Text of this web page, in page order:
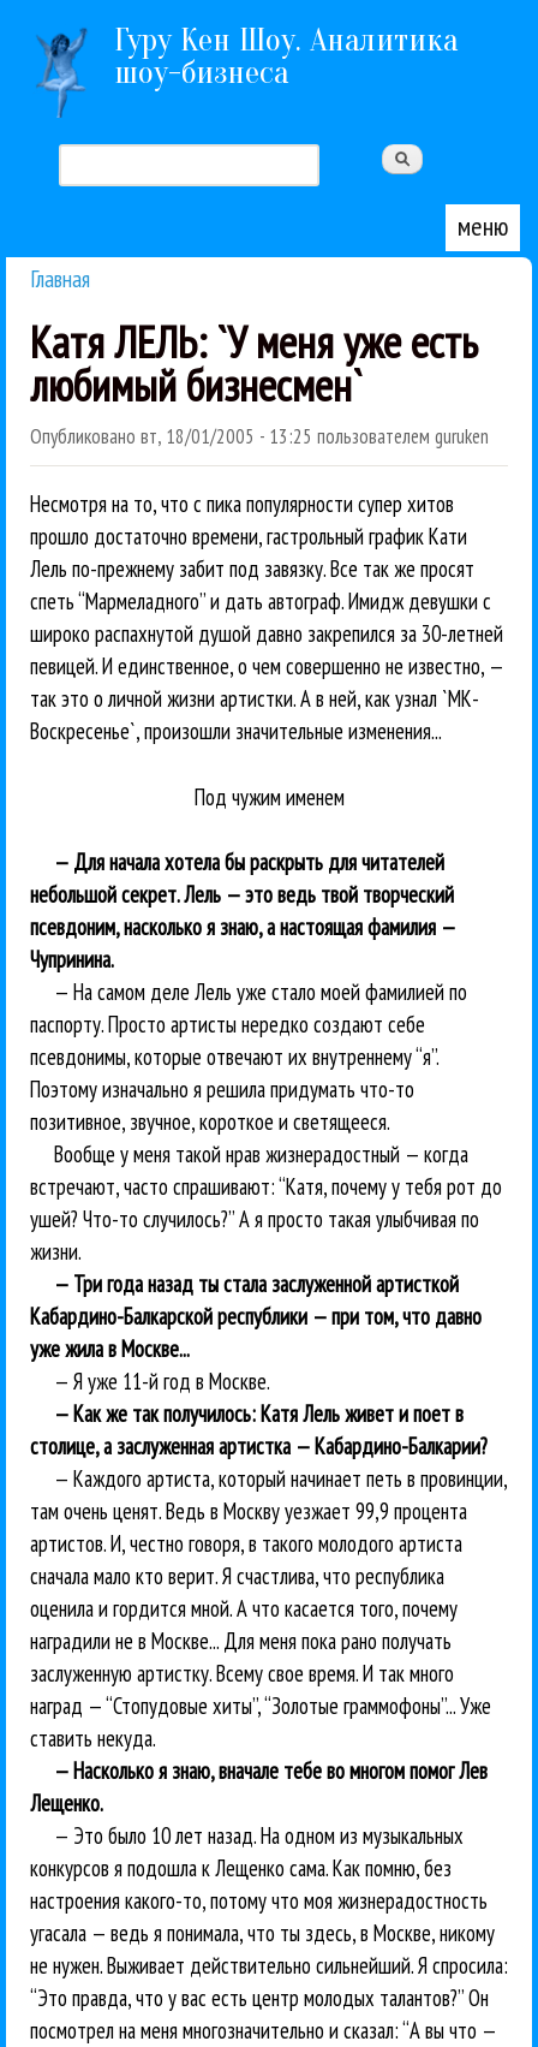
Перейти к основному содержанию
Гуру Кен Шоу. Аналитика
шоу-бизнеса
Форма поиска
меню
Главная
Катя ЛЕЛЬ: `У меня уже есть
любимый бизнесмен`
Опубликовано вт, 18/01/2005 - 13:25 пользователем guruken
Несмотря на то, что с пика популярности супер хитов
прошло достаточно времени, гастрольный график Кати
Лель по-прежнему забит под завязку. Все так же просят
спеть “Мармеладного” и дать автограф. Имидж девушки с
широко распахнутой душой давно закрепился за 30-летней
певицей. И единственное, о чем совершенно не известно, —
так это о личной жизни артистки. А в ней, как узнал `МК-
Воскресенье`, произошли значительные изменения...
Под чужим именем
— Для начала хотела бы раскрыть для читателей
небольшой секрет. Лель — это ведь твой творческий
псевдоним, насколько я знаю, а настоящая фамилия —
Чупринина.
— На самом деле Лель уже стало моей фамилией по
паспорту. Просто артисты нередко создают себе
псевдонимы, которые отвечают их внутреннему “я”.
Поэтому изначально я решила придумать что-то
позитивное, звучное, короткое и светящееся.
Вообще у меня такой нрав жизнерадостный — когда
встречают, часто спрашивают: “Катя, почему у тебя рот до
ушей? Что-то случилось?” А я просто такая улыбчивая по
жизни.
— Три года назад ты стала заслуженной артисткой
Кабардино-Балкарской республики — при том, что давно
уже жила в Москве...
— Я уже 11-й год в Москве.
— Как же так получилось: Катя Лель живет и поет в
столице, а заслуженная артистка — Кабардино-Балкарии?
— Каждого артиста, который начинает петь в провинции,
там очень ценят. Ведь в Москву уезжает 99,9 процента
артистов. И, честно говоря, в такого молодого артиста
сначала мало кто верит. Я счастлива, что республика
оценила и гордится мной. А что касается того, почему
наградили не в Москве... Для меня пока рано получать
заслуженную артистку. Всему свое время. И так много
наград — “Стопудовые хиты”, “Золотые граммофоны”... Уже
ставить некуда.
— Насколько я знаю, вначале тебе во многом помог Лев
Лещенко.
— Это было 10 лет назад. На одном из музыкальных
конкурсов я подошла к Лещенко сама. Как помню, без
настроения какого-то, потому что моя жизнерадостность
угасала — ведь я понимала, что ты здесь, в Москве, никому
не нужен. Выживает действительно сильнейший. Я спросила:
“Это правда, что у вас есть центр молодых талантов?” Он
посмотрел на меня многозначительно и сказал: “А вы что —